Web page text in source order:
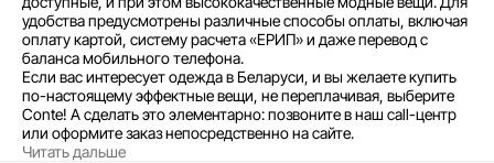
удобства предусмотрены различные способы оплаты, включая
оплату картой, систему расчета «ЕРИП» и даже перевод с
баланса мобильного телефона.
Если вас интересует одежда в Беларуси, и вы желаете купить
по-настоящему эффектные вещи, не переплачивая, выберите
Conte! А сделать это элементарно: позвоните в наш call-центр
или оформите заказ непосредственно на сайте.
Читать дальше